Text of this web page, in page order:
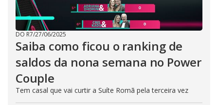
DO R7/27/06/2025
Saiba como ficou o ranking de
saldos da nona semana no Power
Couple
Tem casal que vai curtir a Suíte Romã pela terceira vez